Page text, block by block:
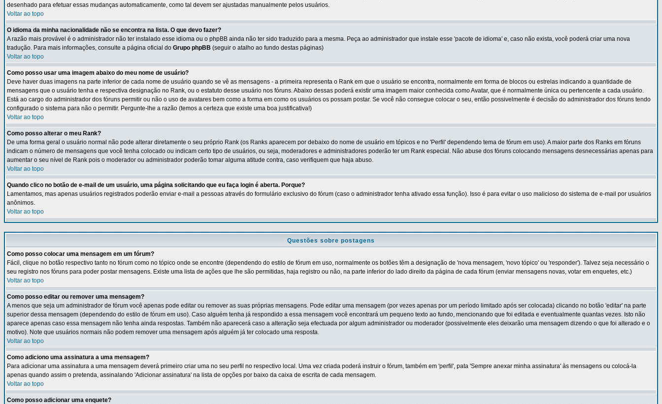
desenhado para efetuar essas mudanças automaticamente, como tal devem ser ajustadas manualmente pelos usuários.
Voltar ao topo
O idioma da minha nacionalidade não se encontra na lista. O que devo fazer?
A razão mais provável é o administrador não ter instalado esse idioma ou o phpBB ainda não ter sido traduzido para a mesma. Peça ao administrador que instale esse 'pacote de idioma' e, caso não exista, você poderá criar uma nova
tradução. Para mais informações, consulte a página oficial do Grupo phpBB (seguir o atalho ao fundo destas páginas)
Voltar ao topo
Como posso usar uma imagem abaixo do meu nome de usuário?
Deve haver duas imagens na parte inferior de cada nome de usuário quando se vê as mensagens - a primeira representa o Rank em que o usuário se encontra, normalmente em forma de blocos ou estrelas indicando a quantidade de
mensagens que o usuário tenha e respectiva designação no Rank, ou o estatuto desse usuário nos fóruns. Abaixo dessas poderá existir uma imagem maior conhecida como Avatar, que é normalmente única ou pertencente a cada usuário.
Está ao cargo do administrador dos fóruns permitir ou não o uso de avatares bem como a forma em como os usuários os possam postar. Se você não consegue colocar o seu, então possivelmente é decisão do administrador dos fóruns tendo
configurado o sistema para não o permitir. Pergunte-lhe a razão (temos a certeza que existe uma boa justificativa!)
Voltar ao topo
Como posso alterar o meu Rank?
De uma forma geral o usuário normal não pode alterar diretamente o seu próprio Rank (os Ranks aparecem por debaixo do nome de usuário em tópicos e no 'Perfil' dependendo tema de fórum em uso). A maior parte dos Ranks em fóruns
indicam o número de mensagens que você tenha colocado ou indicam certo tipo de usuários, ou seja, moderadores e administradores poderão ter um Rank especial. Não abuse dos fóruns colocando mensagens desnecessárias apenas para
aumentar o seu nível de Rank pois o moderador ou administrador poderão tomar alguma atitude contra, caso verifiquem que haja abuso.
Voltar ao topo
Quando clico no botão de e-mail de um usuário, uma página solicitando que eu faça login é aberta. Porque?
Lamentamos, mas apenas usuários registrados poderão enviar e-mail a pessoas através do formulário exclusivo do fórum (caso o administrador tenha ativado essa função). Isso é para evitar o uso malicioso do sistema de e-mail por usuários
anônimos.
Voltar ao topo
Questões sobre postagens
Como posso colocar uma mensagem em um fórum?
Fácil, clique no botão respectivo tanto no fórum como no tópico onde se encontre (dependendo do estilo de fórum em uso, normalmente os botões têm a designação de 'nova mensagem, 'novo tópico' ou 'responder'). Talvez seja necessário o
seu registro nos fóruns para poder postar mensagens. Existe uma lista de ações que lhe são permitidas, haja registro ou não, na parte inferior do lado direito da página de cada fórum (enviar mensagens novas, votar em enquetes, etc.)
Voltar ao topo
Como posso editar ou remover uma mensagem?
A menos que seja um administrador de fórum você apenas pode editar ou remover as suas próprias mensagens. Pode editar uma mensagem (por vezes apenas por um período limitado após ser colocada) clicando no botão 'editar' na parte
superior dessa mensagem (dependendo do estilo de fórum em uso). Caso alguém tenha já respondido a essa mensagem você encontrará um pequeno texto ao fundo, mencionando que foi editada e eventualmente quantas vezes. Isto não
aparece apenas caso essa mensagem não tenha ainda respostas. Também não aparecerá caso a alteração seja efectuada por algum administrador ou moderador (possivelmente eles deixarão uma mensagem dizendo o que foi alterado e o
motivo). Note que usuários normais não podem remover uma mensagem após alguém já ter colocado uma resposta.
Voltar ao topo
Como adiciono uma assinatura a uma mensagem?
Para adicionar uma assinatura a uma mensagem deverá primeiro criar uma no seu perfil no respectivo local. Uma vez criada poderá instruir o fórum, também em 'perfil', pata 'Sempre anexar minha assinatura' às mensagens ou colocá-la
apenas quando assim o pretenda, assinalando 'Adicionar assinatura' na lista de opções por baixo da caixa de escrita de cada mensagem.
Voltar ao topo
Como posso adicionar uma enquete?